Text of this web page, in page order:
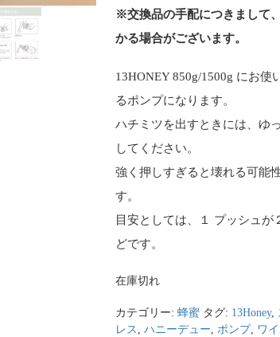
※交換品の手配につきまして
かる場合がございます。
13HONEY 850g/1500g にお使
るポンプになります。
ハチミツを出すときには、ゆ
してください。
強く押しすぎると壊れる可能
す。
目安としては、１ プッシュ
どです。
在庫切れ
カテゴリー: 蜂蜜 タグ: 13Honey,
レス , ハニーデュー, ポンプ, ワ